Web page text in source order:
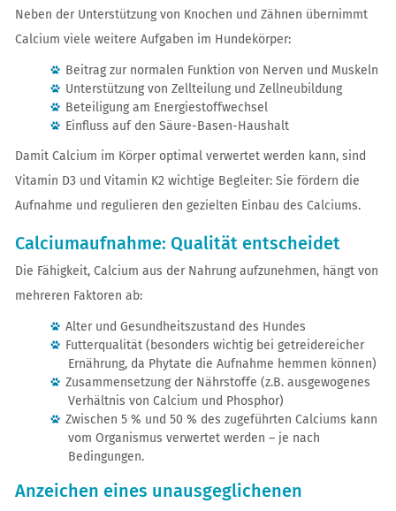
Neben der Unterstützung von Knochen und Zähnen übernimmt
Calcium viele weitere Aufgaben im Hundekörper:
Beitrag zur normalen Funktion von Nerven und Muskeln
Unterstützung von Zellteilung und Zellneubildung
Beteiligung am Energiestoffwechsel
Einfluss auf den Säure-Basen-Haushalt
Damit Calcium im Körper optimal verwertet werden kann, sind
Vitamin D3 und Vitamin K2 wichtige Begleiter: Sie fördern die
Aufnahme und regulieren den gezielten Einbau des Calciums.
Calciumaufnahme: Qualität entscheidet
Die Fähigkeit, Calcium aus der Nahrung aufzunehmen, hängt von
mehreren Faktoren ab:
Alter und Gesundheitszustand des Hundes
Futterqualität (besonders wichtig bei getreidereicher
Ernährung, da Phytate die Aufnahme hemmen können)
Zusammensetzung der Nährstoffe (z.B. ausgewogenes
Verhältnis von Calcium und Phosphor)
Zwischen 5 % und 50 % des zugeführten Calciums kann
vom Organismus verwertet werden – je nach
Bedingungen.
Anzeichen eines unausgeglichenen